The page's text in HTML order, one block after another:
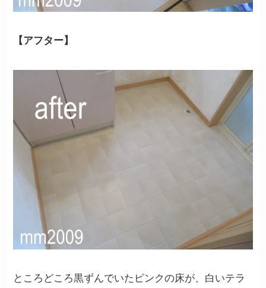
【アフター】
ところどころ黒ずんでいたピンクの床が、白いテラ